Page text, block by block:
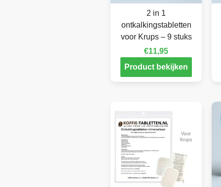
2 in 1
ontkalkingstabletten
voor Krups – 9 stuks
€11,95
Product bekijken